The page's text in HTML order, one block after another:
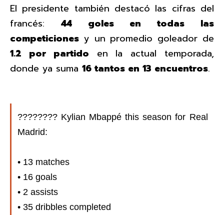
El presidente también destacó las cifras del
francés: 44 goles en todas las
competiciones y un promedio goleador de
1.2 por partido en la actual temporada,
donde ya suma 16 tantos en 13 encuentros.
???????? Kylian Mbappé this season for Real
Madrid:
• 13 matches
• 16 goals
• 2 assists
• 35 dribbles completed